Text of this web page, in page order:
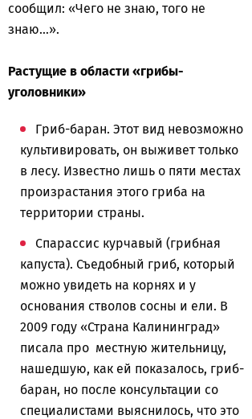
сообщил: «Чего не знаю, того не
знаю…».
Растущие в области «грибы-
уголовники»
Гриб-баран. Этот вид невозможно
культивировать, он выживет только
в лесу. Известно лишь о пяти местах
произрастания этого гриба на
территории страны.
Спарассис курчавый (грибная
капуста). Съедобный гриб, который
можно увидеть на корнях и у
основания стволов сосны и ели. В
2009 году «Страна Калининград»
писала про местную жительницу,
нашедшую, как ей показалось, гриб-
баран, но после консультации со
специалистами выяснилось, что это